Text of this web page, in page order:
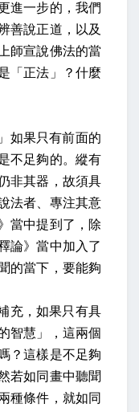
進一步的，我們
善說正道，以及
師宣說佛法的當
「正法」？什麼
」如果只有前面的
不足夠的。縱有
非其器，故須具
法者、專注其意
當中提到了，除
論》當中加入了
的當下，要能夠
充，如果只有具
智慧」，這兩個
？這樣是不足夠
若如同畫中聽聞
種條件，就如同